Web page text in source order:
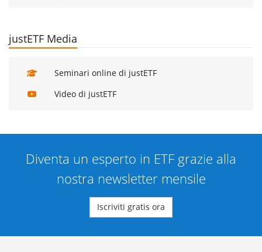
justETF Media
Seminari online di justETF
Video di justETF
Diventa un esperto in ETF grazie alla
nostra newsletter mensile
Iscriviti gratis ora